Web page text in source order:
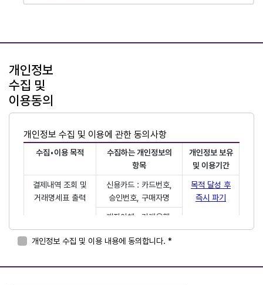
개인정보
수집 및
이용동의
개인정보 수집 및 이용에 관한 동의사항
수집•이용 목적
수집하는 개인정보의
항목
개인정보 보유
및 이용기간
결제내역 조회 및
거래명세표 출력
신용카드 : 카드번호,
승인번호, 구매자명
목적 달성 후
즉시 파기
계좌이체 : 거래은행,
계좌번호 뒤 5자리
개인정보 수집 및 이용 내용에 동의합니다. *